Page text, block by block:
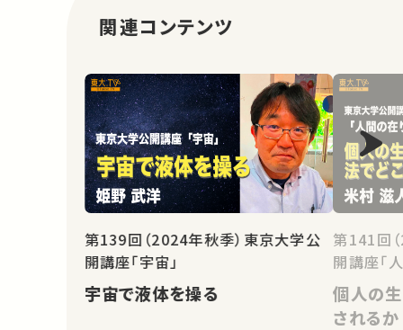
関連コンテンツ
第139回（2024年秋季）東京大学公
開講座「宇宙」
宇宙で液体を操る
第141回
開講座「
個人の
されるか